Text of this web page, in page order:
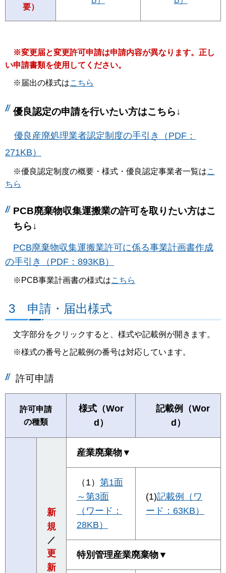
要）
※変更届と変更許可申請は申請内容が異なります。正し
い申請書類を使用してください。
※届出の様式はこちら
優良認定の申請を行いたい方はこちら↓
優良産廃処理業者認定制度の手引き（PDF：
271KB）
※優良認定制度の概要・様式・優良認定事業者一覧はこ
ちら
PCB廃棄物収集運搬業の許可を取りたい方はこ
ちら↓
PCB廃棄物収集運搬業許可に係る事業計画書作成
の手引き（PDF：893KB）
※PCB事業計画書の様式はこちら
3 申請・届出様式
文字部分をクリックすると、様式や記載例が開きます。
※様式の番号と記載例の番号は対応しています。
許可申請
許可申請
の種類
様式（Wor
d）
記載例（Wor
d）
新
規
／
更
新
産業廃棄物▼
（1） 第1面
～第3面
（ワード：
28KB）
(1)記載例（ワ
ード：63KB）
特別管理産業廃棄物▼